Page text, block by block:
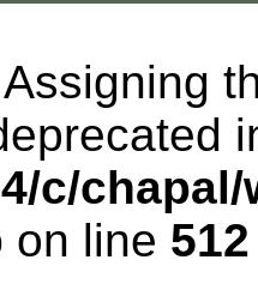
c/
on line 512